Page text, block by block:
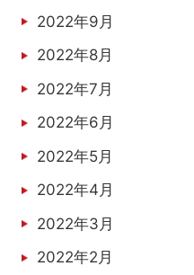
2022年9月
2022年8月
2022年7月
2022年6月
2022年5月
2022年4月
2022年3月
2022年2月